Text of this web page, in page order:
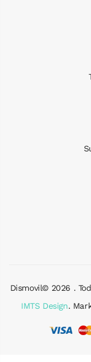
Dismovil© 2026 .
IMTS Design.